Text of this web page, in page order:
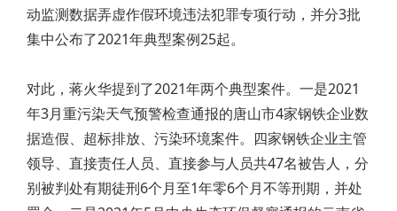
动监测数据弄虚作假环境违法犯罪专项行动，并分3批
集中公布了2021年典型案例25起。
对此，蒋火华提到了2021年两个典型案件。一是2021
年3月重污染天气预警检查通报的唐山市4家钢铁企业数
据造假、超标排放、污染环境案件。四家钢铁企业主管
领导、直接责任人员、直接参与人员共47名被告人，分
别被判处有期徒刑6个月至1年零6个月不等刑期，并处